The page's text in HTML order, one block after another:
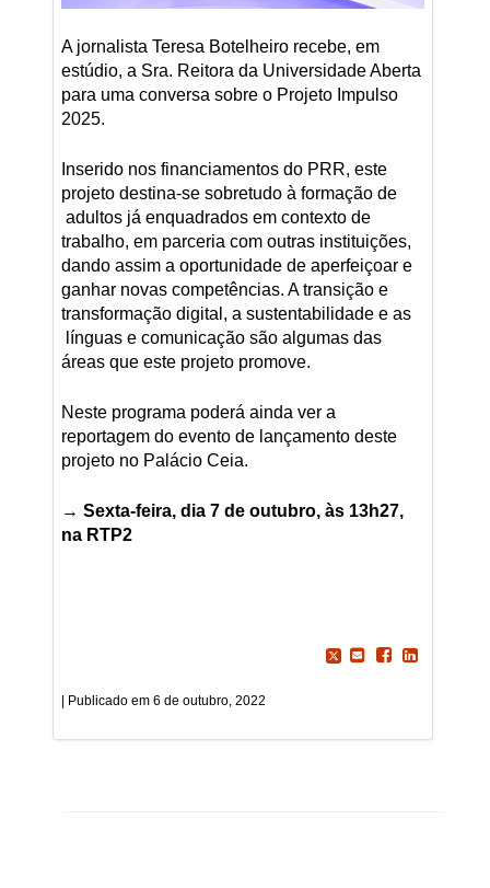
A jornalista Teresa Botelheiro recebe, em
estúdio, a Sra. Reitora da Universidade Aberta
para uma conversa sobre o Projeto Impulso
2025.
Inserido nos financiamentos do PRR, este
projeto destina-se sobretudo à formação de
adultos já enquadrados em contexto de
trabalho, em parceria com outras instituições,
dando assim a oportunidade de aperfeiçoar e
ganhar novas competências. A transição e
transformação digital, a sustentabilidade e as
línguas e comunicação são algumas das
áreas que este projeto promove.
Neste programa poderá ainda ver a
reportagem do evento de lançamento deste
projeto no Palácio Ceia.
→ Sexta-feira, dia 7 de outubro, às 13h27,
na RTP2
6 de outubro, 2022